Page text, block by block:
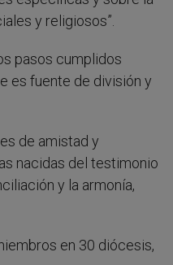
y religiosos”.
pasos cumplidos
es fuente de división y
de amistad y
nacidas del testimonio
y la armonía,
en 30 diócesis,